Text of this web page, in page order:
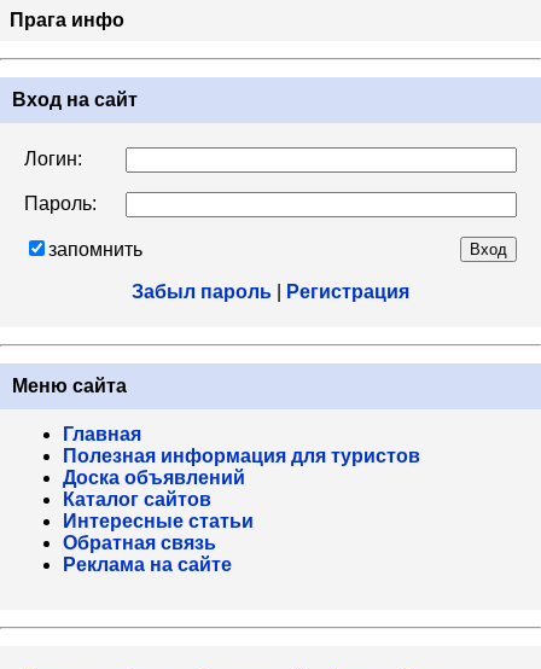
Прага инфо
Вход на сайт
Логин:
Пароль:
запомнить
Забыл пароль Регистрация
Меню сайта
Главная
Полезная информация для туристов
Доска объявлений
Каталог сайтов
Интересные статьи
Обратная связь
Реклама на сайте